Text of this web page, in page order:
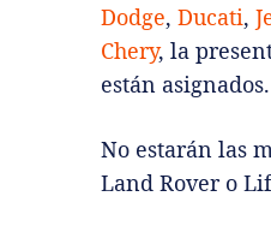
Dodge, Ducati,
Chery, la
están asignados.
No estarán las
Land Rover o